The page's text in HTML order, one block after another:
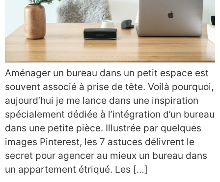
Aménager un bureau dans un petit espace est
souvent associé à prise de tête. Voilà pourquoi,
aujourd’hui je me lance dans une inspiration
spécialement dédiée à l’intégration d’un bureau
dans une petite pièce. Illustrée par quelques
images Pinterest, les 7 astuces délivrent le
secret pour agencer au mieux un bureau dans
un appartement étriqué. Les […]